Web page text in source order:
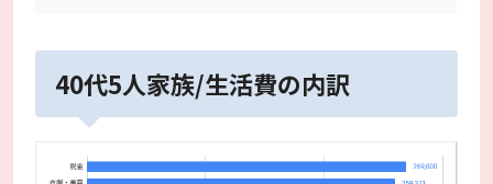
40代5人家族/生活費の内訳